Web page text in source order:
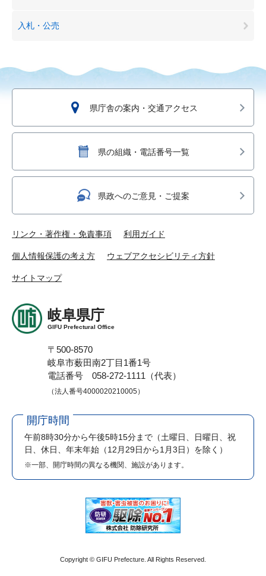
入札・公売
県庁舎の案内・交通アクセス
県の組織・電話番号一覧
県政へのご意見・ご提案
リンク・著作権・免責事項 利用ガイド
個人情報保護の考え方 ウェブアクセシビリティ方針
サイトマップ
岐阜県庁
GIFU Prefectural Office
〒500-8570
岐阜市薮田南2丁目1番1号
電話番号 058-272-1111（代表）
（法人番号4000020210005）
開庁時間
午前8時30分から午後5時15分まで （土曜日、日曜日、祝
日、休日、年末年始（12月29日から1月3日）を除く）
※一部、開庁時間の異なる機関、施設があります。
Copyright © GIFU Prefecture. All Rights Reserved.